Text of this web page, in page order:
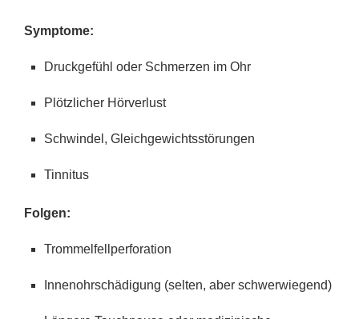
Symptome:
Druckgefühl oder Schmerzen im Ohr
Plötzlicher Hörverlust
Schwindel, Gleichgewichtsstörungen
Tinnitus
Folgen:
Trommelfellperforation
Innenohrschädigung (selten, aber schwerwiegend)